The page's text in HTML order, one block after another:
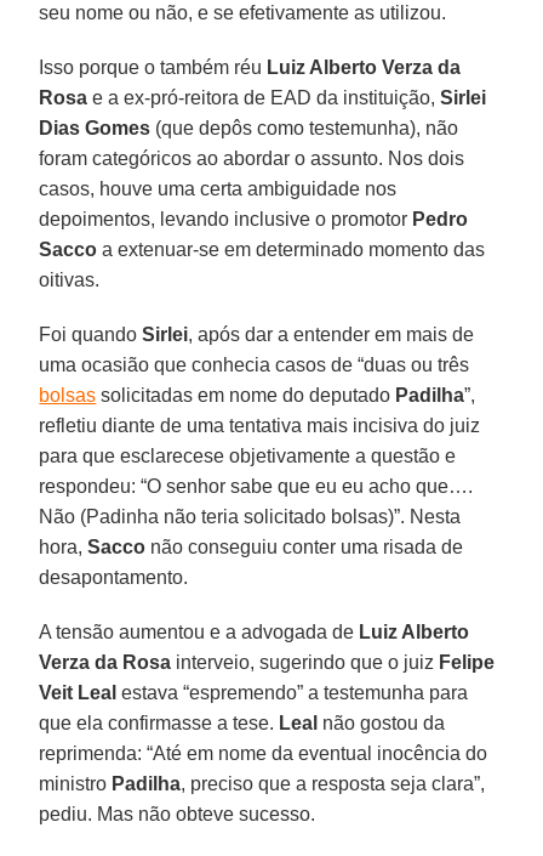
seu nome ou não, e se efetivamente as utilizou.
Isso porque o também réu Luiz Alberto Verza da
Rosa e a ex-pró-reitora de EAD da instituição,Sirlei
Dias Gomes (que depôs como testemunha), não
foram categóricos ao abordar o assunto. Nos dois
casos, houve uma certa ambiguidade nos
depoimentos, levando inclusive o promotor Pedro
Sacco a extenuar-se em determinado momento das
oitivas.
Foi quandoSirlei, após dar a entender em mais de
uma ocasião que conhecia casos de “duas ou três
bolsas solicitadas em nome do deputado Padilha”,
refletiu diante de uma tentativa mais incisiva do juiz
para que esclarecese objetivamente a questão e
respondeu: “O senhor sabe que eu eu acho que….
Não (Padinha não teria solicitado bolsas)”. Nesta
hora,Sacco não conseguiu conter uma risada de
desapontamento.
A tensão aumentou e a advogada de Luiz Alberto
Verza da Rosa interveio, sugerindo que o juiz Felipe
Veit Leal estava “espremendo” a testemunha para
que ela confirmasse a tese. Leal não gostou da
reprimenda: “Até em nome da eventual inocência do
ministro Padilha, preciso que a resposta seja clara”,
pediu. Mas não obteve sucesso.